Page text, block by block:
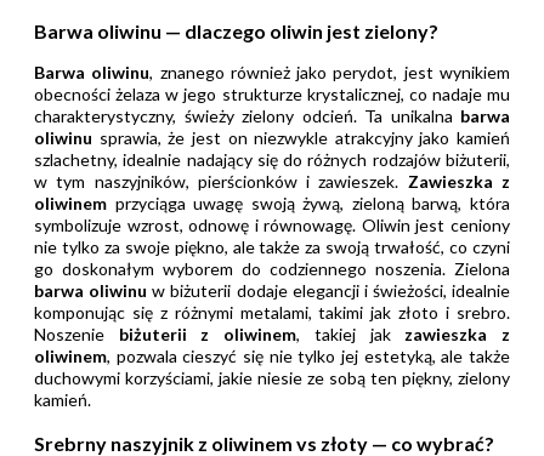
Barwa oliwinu — dlaczego oliwin jest zielony?
Barwa oliwinu, znanego również jako perydot, jest wynikiem
obecności żelaza w jego strukturze krystalicznej, co nadaje mu
charakterystyczny, świeży zielony odcień. Ta unikalna barwa
oliwinu sprawia, że jest on niezwykle atrakcyjny jako kamień
szlachetny, idealnie nadający się do różnych rodzajów biżuterii,
w tym naszyjników, pierścionków i zawieszek. Zawieszka z
oliwinem przyciąga uwagę swoją żywą, zieloną barwą, która
symbolizuje wzrost, odnowę i równowagę. Oliwin jest ceniony
nie tylko za swoje piękno, ale także za swoją trwałość, co czyni
go doskonałym wyborem do codziennego noszenia. Zielona
barwa oliwinu w biżuterii dodaje elegancji i świeżości, idealnie
komponując się z różnymi metalami, takimi jak złoto i srebro.
Noszenie biżuterii z oliwinem, takiej jak zawieszka z
oliwinem, pozwala cieszyć się nie tylko jej estetyką, ale także
duchowymi korzyściami, jakie niesie ze sobą ten piękny, zielony
kamień.
Srebrny naszyjnik z oliwinem vs złoty — co wybrać?